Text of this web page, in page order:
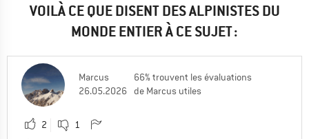
VOILÀ CE QUE DISENT DES ALPINISTES DU
MONDE ENTIER À CE SUJET :
Marcus
26.05.2026
66% trouvent les évaluations
de Marcus utiles
2 1